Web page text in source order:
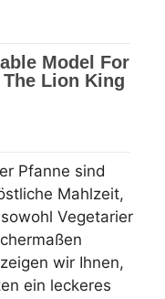
Pfanne sind
Mahlzeit,
Vegetarier
wir Ihnen,
ein leckeres